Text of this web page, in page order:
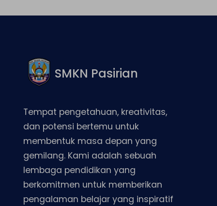
SMKN Pasirian
Tempat pengetahuan, kreativitas,
dan potensi bertemu untuk
membentuk masa depan yang
gemilang. Kami adalah sebuah
lembaga pendidikan yang
berkomitmen untuk memberikan
pengalaman belajar yang inspiratif